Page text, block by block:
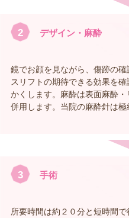
2 デザイン・麻酔
鏡でお顔を見ながら、傷跡の
スリフトの期待できる効果を
かくします。麻酔は表面麻酔
併用します。当院の麻酔針は極
3 手術
所要時間は約２０分と短時間で